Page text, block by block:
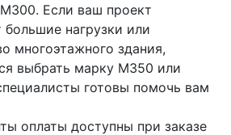
Если ваш проект
большие нагрузки или
многоэтажного здания,
выбрать марку М350 или
готовы помочь вам
оплаты доступны при заказе